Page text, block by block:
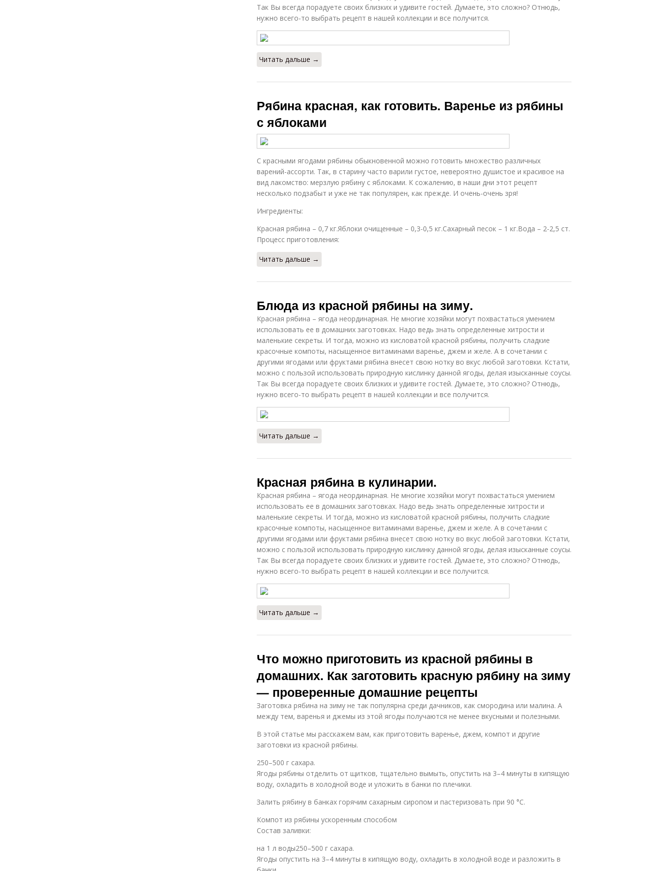
Так Вы всегда порадуете своих близких и удивите гостей. Думаете, это сложно? Отнюдь,
нужно всего-то выбрать рецепт в нашей коллекции и все получится.
Читать дальше →
Рябина красная, как готовить. Варенье из рябины
с яблоками
С красными ягодами рябины обыкновенной можно готовить множество различных
варений-ассорти. Так, в старину часто варили густое, невероятно душистое и красивое на
вид лакомство: мерзлую рябину с яблоками. К сожалению, в наши дни этот рецепт
несколько подзабыт и уже не так популярен, как прежде. И очень-очень зря!
Ингредиенты:
Красная рябина – 0,7 кг.Яблоки очищенные – 0,3-0,5 кг.Сахарный песок – 1 кг.Вода – 2-2,5 ст.
Процесс приготовления:
Читать дальше →
Блюда из красной рябины на зиму.
Красная рябина – ягода неординарная. Не многие хозяйки могут похвастаться умением
использовать ее в домашних заготовках. Надо ведь знать определенные хитрости и
маленькие секреты. И тогда, можно из кисловатой красной рябины, получить сладкие
красочные компоты, насыщенное витаминами варенье, джем и желе. А в сочетании с
другими ягодами или фруктами рябина внесет свою нотку во вкус любой заготовки. Кстати,
можно с пользой использовать природную кислинку данной ягоды, делая изысканные соусы.
Так Вы всегда порадуете своих близких и удивите гостей. Думаете, это сложно? Отнюдь,
нужно всего-то выбрать рецепт в нашей коллекции и все получится.
Читать дальше →
Красная рябина в кулинарии.
Красная рябина – ягода неординарная. Не многие хозяйки могут похвастаться умением
использовать ее в домашних заготовках. Надо ведь знать определенные хитрости и
маленькие секреты. И тогда, можно из кисловатой красной рябины, получить сладкие
красочные компоты, насыщенное витаминами варенье, джем и желе. А в сочетании с
другими ягодами или фруктами рябина внесет свою нотку во вкус любой заготовки. Кстати,
можно с пользой использовать природную кислинку данной ягоды, делая изысканные соусы.
Так Вы всегда порадуете своих близких и удивите гостей. Думаете, это сложно? Отнюдь,
нужно всего-то выбрать рецепт в нашей коллекции и все получится.
Читать дальше →
Что можно приготовить из красной рябины в
домашних. Как заготовить красную рябину на зиму
— проверенные домашние рецепты
Заготовка рябина на зиму не так популярна среди дачников, как смородина или малина. А
между тем, варенья и джемы из этой ягоды получаются не менее вкусными и полезными.
В этой статье мы расскажем вам, как приготовить варенье, джем, компот и другие
заготовки из красной рябины.
250–500 г сахара.
Ягоды рябины отделить от щитков, тщательно вымыть, опустить на 3–4 минуты в кипящую
воду, охладить в холодной воде и уложить в банки по плечики.
Залить рябину в банках горячим сахарным сиропом и пастеризовать при 90 °C.
Компот из рябины ускоренным способом
Состав заливки:
на 1 л воды250–500 г сахара.
Ягоды опустить на 3–4 минуты в кипящую воду, охладить в холодной воде и разложить в